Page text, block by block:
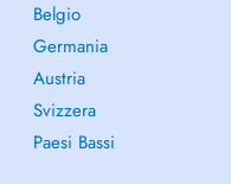
Belgio
Germania
Austria
Svizzera
Paesi Bassi